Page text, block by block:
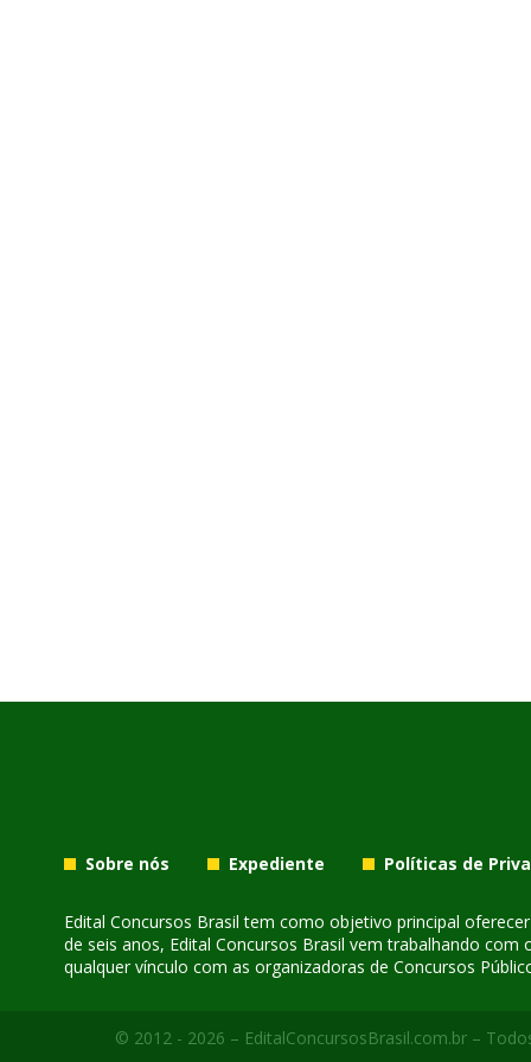
Sobre nós Expediente Políticas de
Edital Concursos Brasil tem como objetivo principal
de seis anos, Edital Concursos Brasil vem trabalhando
qualquer vínculo com as organizadoras de Concursos
© 2012 - 2026 – EditalConcursosBrasil.com.br –